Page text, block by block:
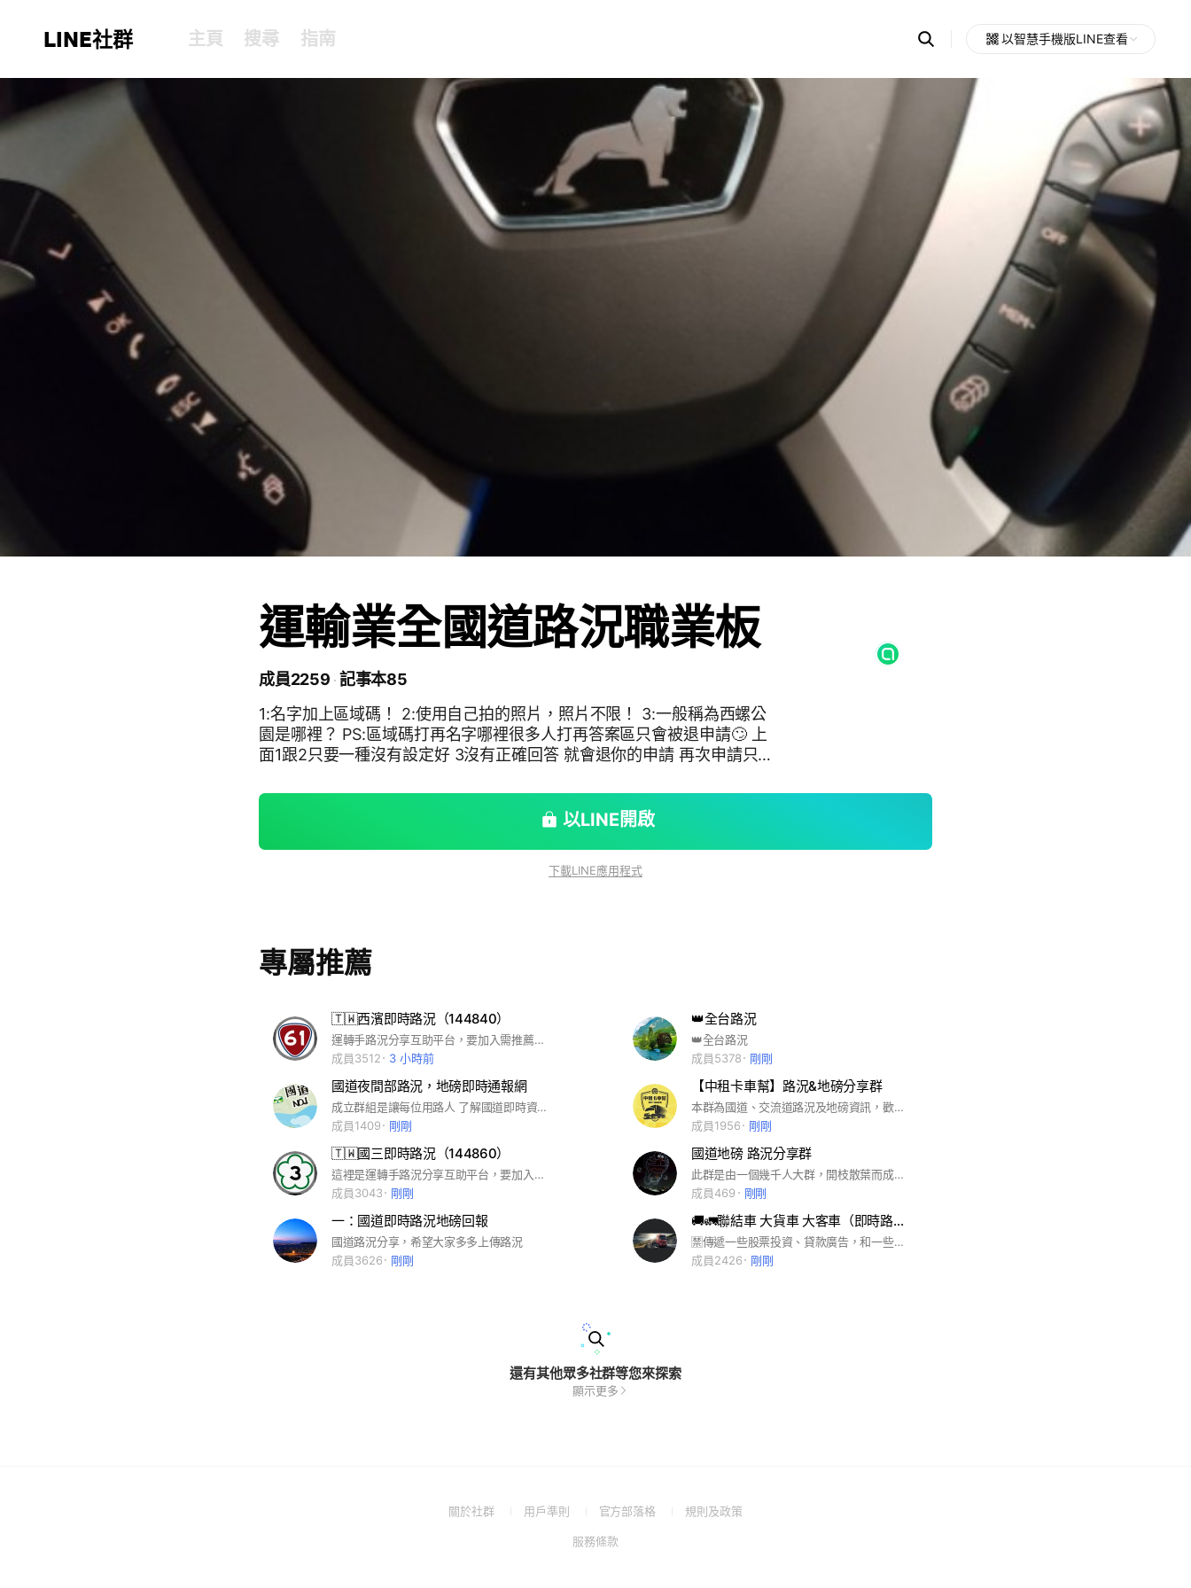
LINE社群 主頁 搜尋 指南 Search
OpenChats
messages
search
以智慧手機版LINE查看
運輸業全國道路況職業板
成員2259 記事本85
1:名字加上區域碼！ 2:使用自己拍的照片，照片不限！ 3:一般稱為西螺公
園是哪裡？ PS:區域碼打再名字哪裡很多人打再答案區只會被退申請🙄️ 上
面1跟2只要一種沒有設定好 3沒有正確回答 就會退你的申請 再次申請只
分享路況，討論業界資訊，互相交流。 申請被駁回，基本沒有按照要求設
定，請好好看清楚要求設定完成然後申請！ 以LINE開啟
下載LINE應用程式
專屬推薦
🇹🇼西濱即時路況（144840）
運轉手路況分享互助平台，要加入需推薦人，回答問題請打上他在社群的名稱
成員3512
3 小時前
👑全台路況
👑全台路況
成員5378
剛剛
國道夜間部路況，地磅即時通報網
成立群組是讓每位用路人 了解國道即時資訊。 希望大家多多提供路況
成員1409
剛剛
【中租卡車幫】路況&地磅分享群
本群為國道、交流道路況及地磅資訊，歡迎學長姐加入分享討論！ 本群為【中租卡車幫】官方經營，禁任何無關商品、違禁品廣告。
成員1956
剛剛
🇹🇼國三即時路況（144860）
這裡是運轉手路況分享互助平台，要加入需推薦人，回答問題請打上他在社群的名稱
成員3043
剛剛
國道地磅 路況分享群
此群是由一個幾千人大群，開枝散葉而成立，只收自己的老朋友，其餘一律謝絕。
成員469
剛剛
一：國道即時路況地磅回報
國道路況分享，希望大家多多上傳路況
成員3626
剛剛
🚚🚛聯結車 大貨車 大客車（即時路況台）🚛🚚
🈲傳遞一些股票投資、貸款廣告，和一些非法害人廣告訊息，一律強制退出。🈲傳政治、色情、金錢、銀行帳號廣告資訊，覺得不如法，一律強制退出。
成員2426
剛剛
還有其他眾多社群等您來探索
顯示更多
關於社群
(Open用戶準則
(Open
a
官方部落格
(Open規則及政策(Open
服務條款(Open